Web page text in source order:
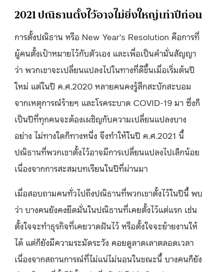
2021 ปณิธานตั้งไว้อาจไม่ยิ่งใหญ่เท่าปีก่อน
การตั้งปณิธาน หรือ New Year’s Resolution คือการที่
ผู้คนตั้งเป้าหมายไว้กับตัวเอง และเพื่อเป็นคำมั่นสัญญา
ว่า พวกเขาจะเปลี่ยนแปลงไปในทางที่ดีขึ้นเมื่อเริ่มต้นปี
ใหม่ แต่ในปี ค.ศ.2020 หลายคนคงรู้สึกสะบักสะบอม
จากเหตุการณ์ร้ายๆ และโรคระบาด COVID-19 มา ซึ่งก็
เป็นปีที่ทุกคนจะต้องเผชิญกับความเปลี่ยนแปลงบาง
อย่าง ไม่ทางใดก็ทางหนึ่ง จึงทำให้ในปี ค.ศ.2021 นี้
ปณิธานที่พวกเขาตั้งไว้อาจมีการเปลี่ยนแปลงไปเล็กน้อย
เนื่องจากการสะสมบทเรียนในปีที่ผ่านมา
เมื่อสอบถามคนทั่วไปถึงปณิธานที่พวกเขาตั้งไว้ในปีนี้ พบ
ว่า บางคนยังคงยึดมั่นในปณิธานที่เคยตั้งไว้แต่แรก เช่น
ตั้งใจจะทำธุรกิจที่เคยวาดฝันไว้ หรือตั้งใจจะย้ายงานให้
ได้ แต่ก็ยังมีความระมัดระวัง คอยดูลาดเลาตลอดเวลา
เนื่องจากสถานการณ์ที่ไม่แน่ไม่นอนในขณะนี้ บางคนก็ยัง